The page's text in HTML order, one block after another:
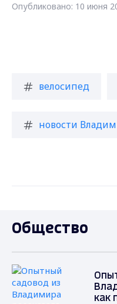
Опубликовано: 10 июня
велосипед
новости
Общество
как